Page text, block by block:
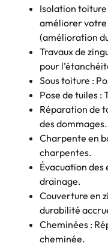
Isolation toiture
améliorer
(amélioration
Travaux de
pour
Sous toiture :
Pose de tuiles :
Réparation de
des dommages.
Charpente en
charpentes.
Évacuation des
drainage.
Couverture en
durabilité
Cheminées :
cheminée.